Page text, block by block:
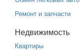
Ремонт и запчасти
Недвижимость
Квартиры